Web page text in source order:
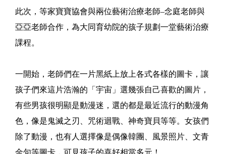
此次，等家寶寶協會與兩位藝術治療老師–念庭老師與
亞亞老師合作，為大同育幼院的孩子規劃一堂藝術治療
課程。
一開始，老師們在一片黑紙上放上各式各樣的圖卡，讓
孩子們來這片浩瀚的「宇宙」選幾張自己喜歡的圖片，
有些男孩很明顯是動漫迷，選的都是最近流行的動漫角
色，像是鬼滅之刃、咒術迴戰、神奇寶貝等等。女孩們
除了動漫，也有人選擇像是偶像韓團、風景照片、文青
金句等圖卡，可見孩子的喜好相當多元！